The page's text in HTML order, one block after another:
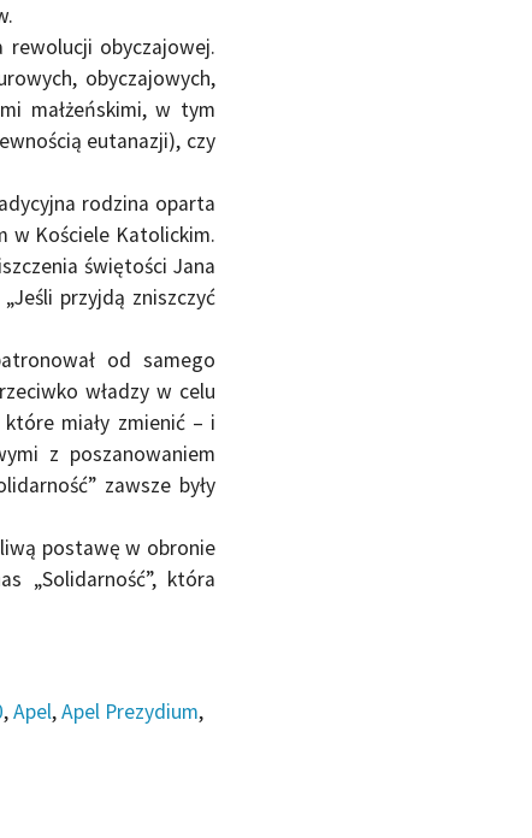
rewolucji obyczajowej.
obyczajowych,
małżeńskimi, w tym
eutanazji), czy
rodzina oparta
w Kościele Katolickim.
świętości Jana
przyjdą zniszczyć
od samego
władzy w celu
miały zmienić – i
z poszanowaniem
zawsze były
postawę w obronie
„Solidarność”, która
,Apel,Apel Prezydium,